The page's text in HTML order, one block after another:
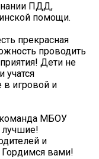
ПДД,
помощи.
прекрасная
проводить
Дети не
учатся
в игровой и
команда МБОУ
и
Гордимся вами!